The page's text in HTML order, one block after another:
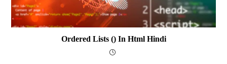
Ordered Lists () In Html Hindi